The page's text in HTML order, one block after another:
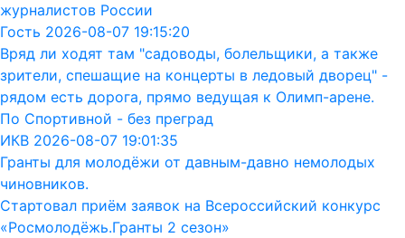
журналистов России
Гость 2026-08-07 19:15:20
Вряд ли ходят там "садоводы, болельщики, а также
зрители, спешащие на концерты в ледовый дворец" -
рядом есть дорога, прямо ведущая к Олимп-арене.
По Спортивной - без преград
ИКВ 2026-08-07 19:01:35
Гранты для молодёжи от давным-давно немолодых
чиновников.
Стартовал приём заявок на Всероссийский конкурс
«Росмолодёжь.Гранты 2 сезон»